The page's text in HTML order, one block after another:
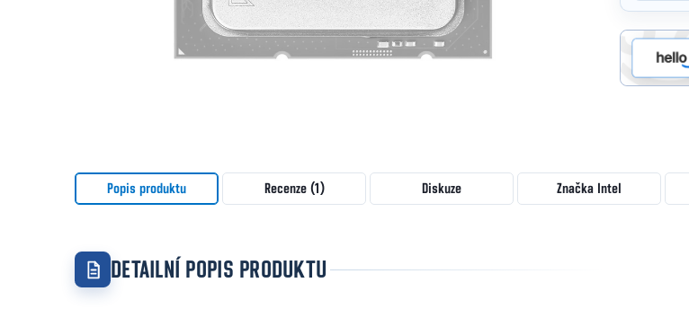
Popis produktu Recenze (1) Diskuze Značka Intel
DETAILNÍ POPIS PRODUKTU